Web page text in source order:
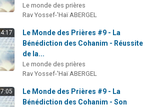
Le monde des prières
Rav Yossef-'Haï ABERGEL
4:17
Le Monde des Prières #9 - La
Bénédiction des Cohanim - Réussite
de la...
Le monde des prières
Rav Yossef-'Haï ABERGEL
7:05
Le Monde des Prières #9 - La
Bénédiction des Cohanim - Son